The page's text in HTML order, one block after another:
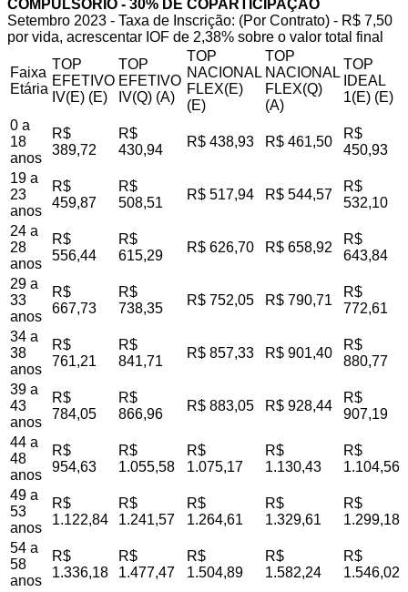
COMPULSÓRIO - 30% DE COPARTICIPAÇÃO
Setembro 2023 - Taxa de Inscrição: (Por Contrato) - R$ 7,50
por vida, acrescentar IOF de 2,38% sobre o valor total final
Faixa
Etária
TOP
EFETIVO
IV(E) (E)
TOP
EFETIVO
IV(Q) (A)
TOP
NACIONAL
FLEX(E)
(E)
TOP
NACIONAL
FLEX(Q)
(A)
TOP
IDEAL
1(E) (E)
0 a
18
anos
R$
389,72
R$
430,94
R$ 438,93 R$ 461,50
R$
450,93
19 a
23
anos
R$
459,87
R$
508,51
R$ 517,94 R$ 544,57
R$
532,10
24 a
28
anos
R$
556,44
R$
615,29
R$ 626,70 R$ 658,92
R$
643,84
29 a
33
anos
R$
667,73
R$
738,35
R$ 752,05 R$ 790,71
R$
772,61
34 a
38
anos
R$
761,21
R$
841,71
R$ 857,33 R$ 901,40
R$
880,77
39 a
43
anos
R$
784,05
R$
866,96
R$ 883,05 R$ 928,44
R$
907,19
44 a
48
anos
R$
954,63
R$
1.055,58
R$
1.075,17
R$
1.130,43
R$
1.104,56
49 a
53
anos
R$
1.122,84
R$
1.241,57
R$
1.264,61
R$
1.329,61
R$
1.299,18
54 a
58
anos
R$
1.336,18
R$
1.477,47
R$
1.504,89
R$
1.582,24
R$
1.546,02